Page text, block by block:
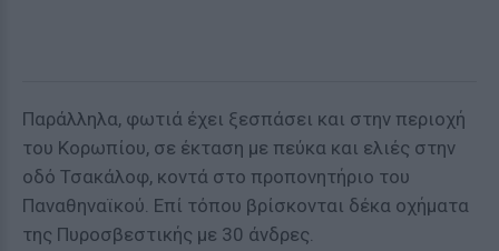
Παράλληλα, φωτιά έχει ξεσπάσει και στην περιοχή
του Κορωπίου, σε έκταση με πεύκα και ελιές στην
οδό Τσακάλοφ, κοντά στο προπονητήριο του
Παναθηναϊκού. Επί τόπου βρίσκονται δέκα οχήματα
της Πυροσβεστικής με 30 άνδρες.